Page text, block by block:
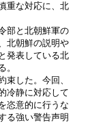
重な対応に、北
部と北朝鮮軍の
北朝鮮の説明や
発表している北
。
した。今回、
冷静に対応して
恣意的に行うな
る強い警告声明